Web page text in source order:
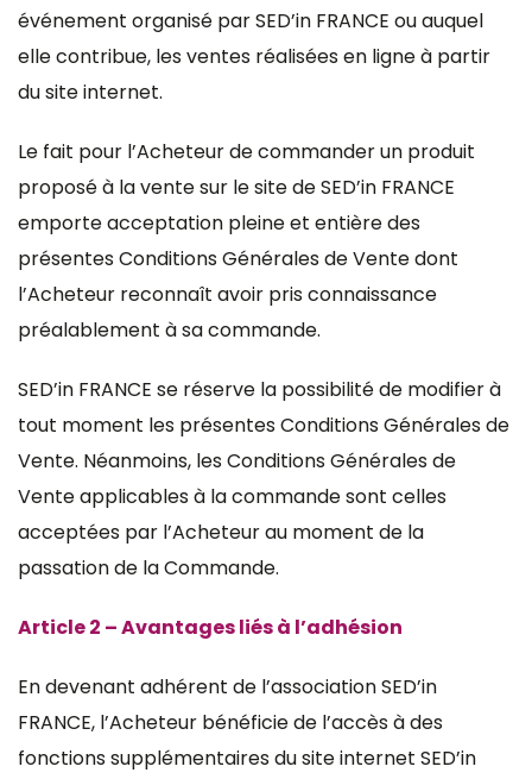
événement organisé par SED’in FRANCE ou auquel
elle contribue, les ventes réalisées en ligne à partir
du site internet.
Le fait pour l’Acheteur de commander un produit
proposé à la vente sur le site de SED’in FRANCE
emporte acceptation pleine et entière des
présentes Conditions Générales de Vente dont
l’Acheteur reconnaît avoir pris connaissance
préalablement à sa commande.
SED’in FRANCE se réserve la possibilité de modifier à
tout moment les présentes Conditions Générales de
Vente. Néanmoins, les Conditions Générales de
Vente applicables à la commande sont celles
acceptées par l’Acheteur au moment de la
passation de la Commande.
Article 2 – Avantages liés à l’adhésion
En devenant adhérent de l’association SED’in
FRANCE, l’Acheteur bénéficie de l’accès à des
fonctions supplémentaires du site internet SED’in